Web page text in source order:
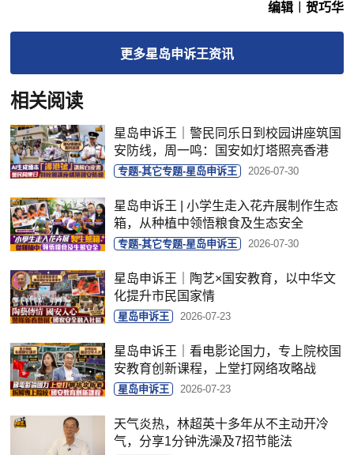
编辑︱贺巧华
更多星岛申诉王资讯
相关阅读
星岛申诉王｜警民同乐日到校园讲座筑国
安防线，周一鸣：国安如灯塔照亮香港
专题-其它专题-星岛申诉王 2026-07-30
星岛申诉王 | 小学生走入花卉展制作生态
箱，从种植中领悟粮食及生态安全
专题-其它专题-星岛申诉王 2026-07-30
星岛申诉王｜陶艺×国安教育，以中华文
化提升市民国家情
星岛申诉王 2026-07-23
星岛申诉王｜看电影论国力，专上院校国
安教育创新课程，上堂打网络攻略战
星岛申诉王 2026-07-23
天气炎热，林超英十多年从不主动开冷
气，分享1分钟洗澡及7招节能法